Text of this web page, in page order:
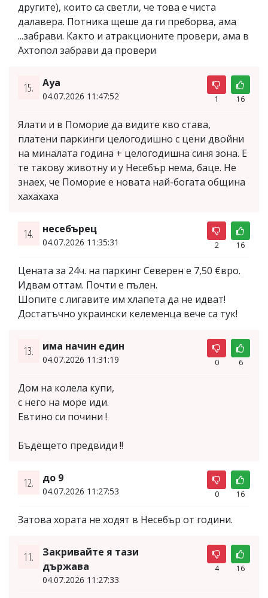
другите), които са светли, че това е чиста
далавера. Потника щеше да ги преборва, ама
...забрави. Както и атракционите провери, ама в
Ахтопол забрави да провери
15. Ауа
04.07.2026 11:47:52 1 16
Ялати и в Поморие да видите кво става,
платени паркинги целогодишно с цени двойни
на миналата година + целогодишна синя зона. Е
те такову животну и у Несебър нема, баце. Не
знаех, че Поморие е новата най-богата община
хахахаха
14. несебърец
04.07.2026 11:35:31 2 16
Цената за 24ч. на паркинг Северен е 7,50 €вро.
Идвам оттам. Почти е пълен.
Шопите с лигавите им хлапетa да не идват!
Достатъчно украински келеменца вече са тук!
13. има начин един
04.07.2026 11:31:19 0 6
Дом на колела купи,
с него на море иди.
Евтино си почини !
Бъдещето предвиди !!
12. до 9
04.07.2026 11:27:53 0 16
Затова хората не ходят в Несебър от години.
11.
Закривайте я тази
държава
04.07.2026 11:27:33
4 16